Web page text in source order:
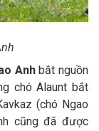
Anhbắt nguồn
chó Alaunt bắt
(chó Ngao
cũng đã được